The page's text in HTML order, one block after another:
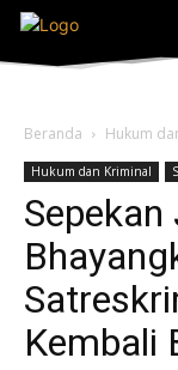
Beranda Hukum
Hukum dan Kriminal
Sepekan
Kembali